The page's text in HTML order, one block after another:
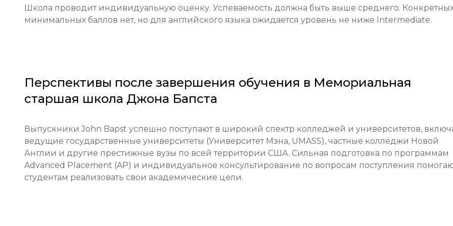
Образовательные квалификации: Предоставление табелей успеваемости за последние 2-3 года.
Требования для иностранных студентов: Определенный уровень владения английским языком
(минимальный балл Duolingo 105+ или эквивалент). Все документы должны быть переведены на
Финансовые условия: Для международных студентов требуется подтверждение финансовой
состоятельности для получения визы I-20.
Сроки подачи заявок: Прием заявок осуществляется на постоянной основе (rolling admissions), но
гарантии места рекомендуется подавать документы заранее.
Школа проводит индивидуальную оценку. Успеваемость должна быть выше среднего.
минимальных баллов нет, но для английского языка ожидается уровень не ниже Intermediate.
Перспективы после завершения обучения в Мемориальная
старшая школа Джона Бапста
Выпускники John Bapst успешно поступают в широкий спектр колледжей и университетов,
ведущие государственные университеты (Университет Мэна, UMASS), частные колледжи Новой
Англии и другие престижные вузы по всей территории США. Сильная подготовка по программам
Advanced Placement (AP) и индивидуальное консультирование по вопросам поступления
студентам реализовать свои академические цели.